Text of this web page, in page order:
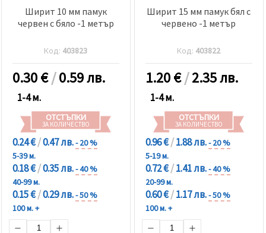
Ширит 10 мм памук
червен с бяло -1 метър
Код: 403823
0.30€/0.59 лв.
1-4 м.
ОТСТЪПКИ
ЗА КОЛИЧЕСТВО
0.24 €/0.47 лв.- 20 %
5-39 м.
0.18 €/0.35 лв.- 40 %
40-99 м.
0.15 €/0.29 лв.- 50 %
100 м. +
Ширит 15 мм памук бял с
червено -1 метър
Код: 403822
1.20€/2.35 лв.
1-4 м.
ОТСТЪПКИ
ЗА КОЛИЧЕСТВО
0.96 €/1.88 лв.- 20 %
5-19 м.
0.72 €/1.41 лв.- 40 %
20-99 м.
0.60 €/1.17 лв.- 50 %
100 м. +